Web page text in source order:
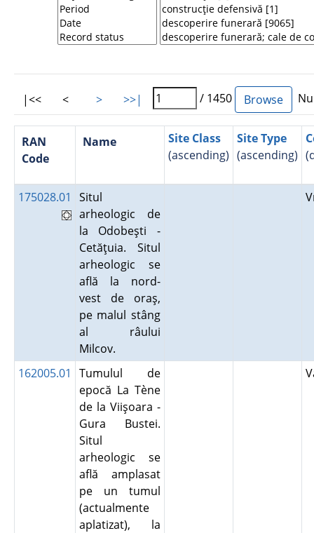
|<< < > >>| / 1450
RAN
Code
Name
Site Class
(ascending)
Site Type
(ascending)
175028.01
Situl
arheologic de
la Odobeşti -
Cetăţuia. Situl
arheologic se
află la nord-
vest de oraş,
pe malul stâng
al râului
Milcov.
162005.01
Tumulul de
epocă La Tène
de la Viişoara -
Gura Bustei.
Situl
arheologic se
află amplasat
pe un tumul
(actualmente
aplatizat), la